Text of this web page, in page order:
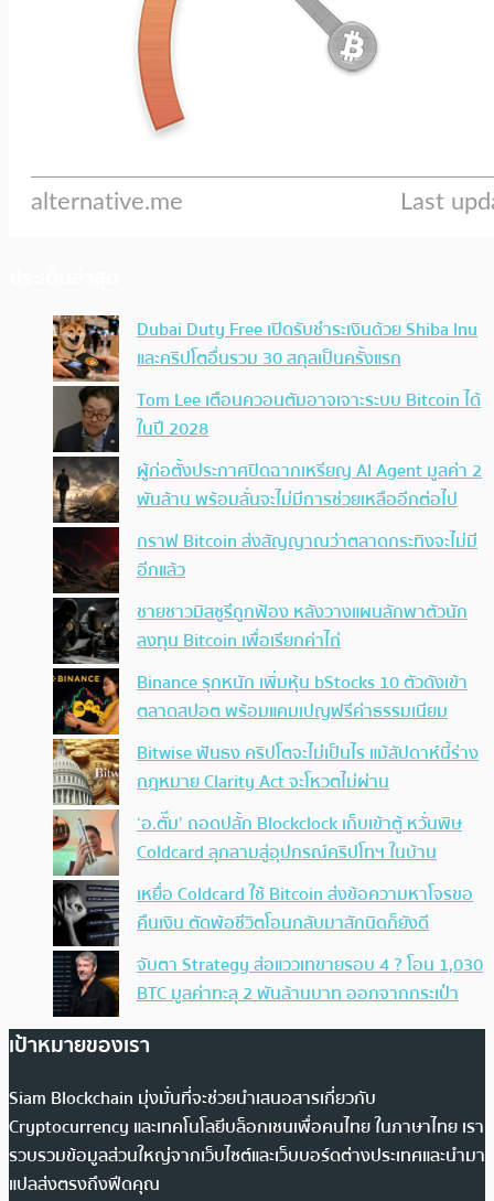
Dubai Duty Free เปิดรับชำระเงินด้วย Shiba Inu
และคริปโตอื่นรวม 30 สกุลเป็นครั้งแรก
Tom Lee เตือนควอนตัมอาจเจาะระบบ Bitcoin ได้
ในปี 2028
ผู้ก่อตั้งประกาศปิดฉากเหรียญ AI Agent มูลค่า 2
พันล้าน พร้อมลั่นจะไม่มีการช่วยเหลืออีกต่อไป
กราฟ Bitcoin ส่งสัญญาณว่าตลาดกระทิงจะไม่มี
อีกแล้ว
ชายชาวมิสซูรีถูกฟ้อง หลังวางแผนลักพาตัวนัก
ลงทุน Bitcoin เพื่อเรียกค่าไถ่
Binance รุกหนัก เพิ่มหุ้น bStocks 10 ตัวดังเข้า
ตลาดสปอต พร้อมแคมเปญฟรีค่าธรรมเนียม
Bitwise ฟันธง คริปโตจะไม่เป็นไร แม้สัปดาห์นี้ร่าง
กฎหมาย Clarity Act จะโหวตไม่ผ่าน
‘อ.ตั๊ม’ ถอดปลั้ก Blockclock เก็บเข้าตู้ หวั่นพิษ
Coldcard ลุกลามสู่อุปกรณ์คริปโทฯ ในบ้าน
เหยื่อ Coldcard ใช้ Bitcoin ส่งข้อความหาโจรขอ
คืนเงิน ตัดพ้อชีวิตโอนกลับมาสักนิดก็ยังดี
จับตา Strategy ส่อแววเทขายรอบ 4 ? โอน 1,030
BTC มูลค่าทะลุ 2 พันล้านบาท ออกจากกระเป๋า
เป้าหมายของเรา
Siam Blockchain มุ่งมั่นที่จะช่วยนำเสนอสารเกี่ยวกับ
Cryptocurrency และเทคโนโลยีบล็อกเชนเพื่อคนไทย ในภาษาไทย เรา
รวบรวมข้อมูลส่วนใหญ่จากเว็บไซต์และเว็บบอร์ดต่างประเทศและนำมา
แปลส่งตรงถึงฟีดคุณ